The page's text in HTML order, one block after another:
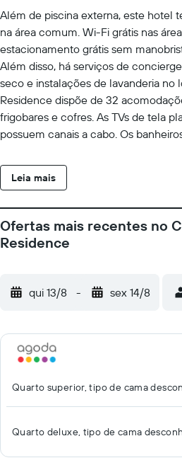
Além de piscina externa, este hotel
na área comum. Wi-Fi grátis nas
estacionamento grátis sem
Além disso, há serviços de
seco e instalações de lavanderia no
Residence dispõe de 32
frigobares e cofres. As TVs de tela
possuem canais a cabo. Os
acessar internet com fio e Wi-Fi
telefones estão disponíveis.
de limpeza é fornecido diariamente.
oferecidas por hotel incluem uma
Leia mais
Ofertas mais recentes no
Residence
qui 13/8 - sex 14/8
Quarto superior, tipo de cama
Quarto deluxe, tipo de cama